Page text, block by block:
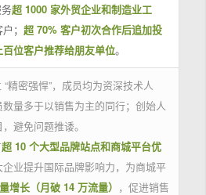
超 1000 家外贸企业和制造业工
； 超 70% 客户初次合作后追加投
百位客户推荐给朋友单位。
“精密强悍”，成员均为资深技术人
量多于以销售为主的同行；创始人
避免问题推诿。
超 10 个大型品牌站点和商城平台优
业提升国际品牌影响力，为商城平
增长（月破 14 万流量） ，促进销售